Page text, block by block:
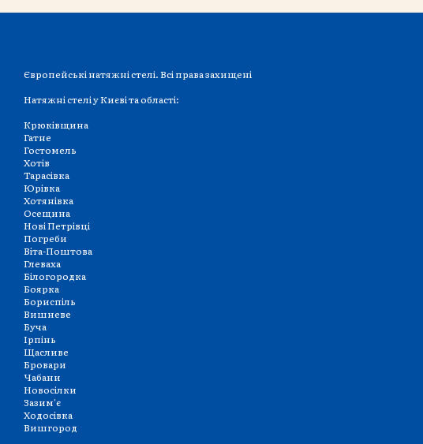
Європейські натяжні стелі. Всі права захищені
Натяжні стелі у Києві та області:
Крюківщина
Гатне
Гостомель
Хотів
Тарасівка
Юрівка
Хотянівка
Осещина
Нові Петрівці
Погреби
Віта-Поштова
Глеваха
Білогородка
Боярка
Бориспіль
Вишневе
Буча
Ірпінь
Щасливе
Бровари
Чабани
Новосілки
Зазим'є
Ходосівка
Вишгород